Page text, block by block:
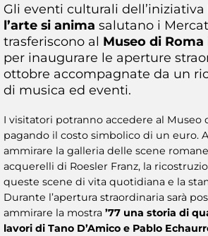
Gli eventi culturali dell’iniziativa
l’arte si anima salutano i
trasferiscono al Museo di
per inaugurare le aperture
ottobre accompagnate da un
di musica ed eventi.
I visitatori potranno accedere al Museo
pagando il costo simbolico di un euro.
ammirare la galleria delle scene
acquerelli di Roesler Franz, la
queste scene di vita quotidiana e la
Durante l’apertura straordinaria sarà
ammirare la mostra ’77 una storia di
lavori di Tano D’Amico e Pablo